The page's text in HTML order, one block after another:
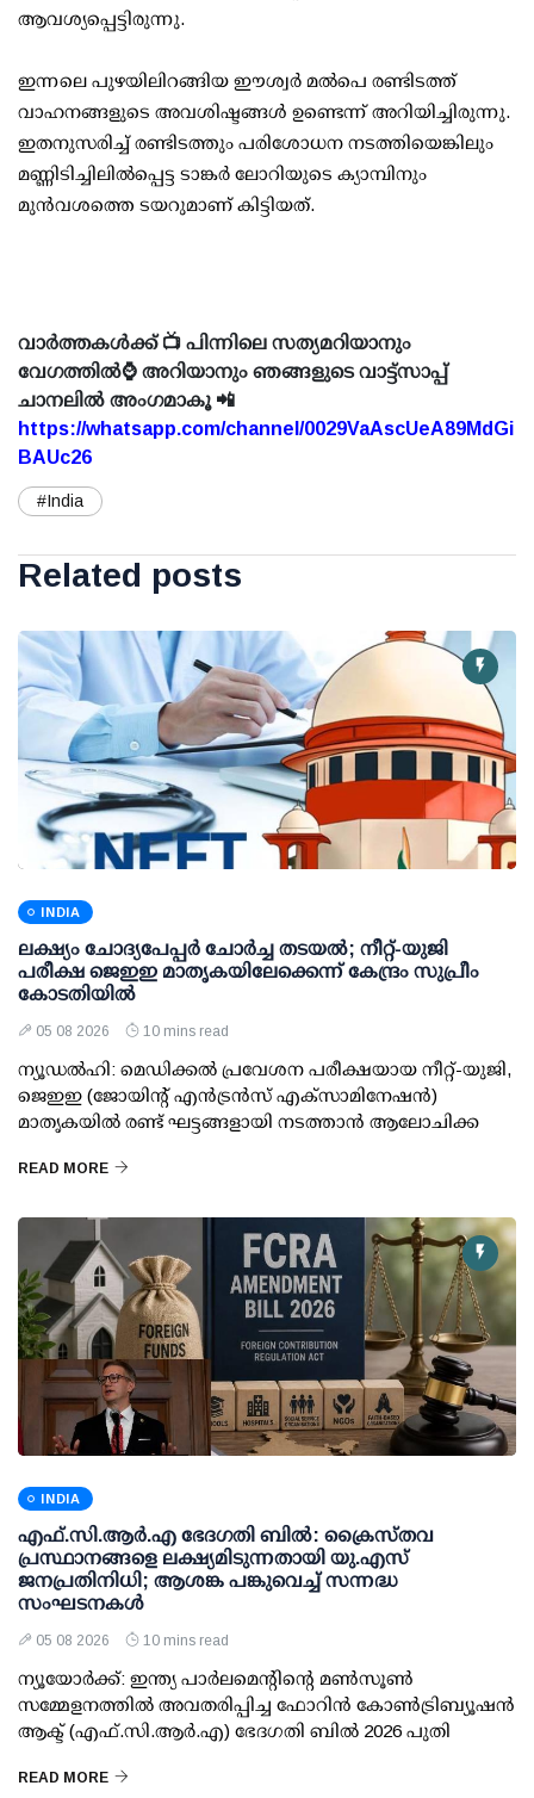
ആവശ്യപ്പെട്ടിരുന്നു.
ഇന്നലെ പുഴയിലിറങ്ങിയ ഈശ്വര്‍ മല്‍പെ രണ്ടിടത്ത്
വാഹനങ്ങളുടെ അവശിഷ്ടങ്ങള്‍ ഉണ്ടെന്ന് അറിയിച്ചിരുന്നു.
ഇതനുസരിച്ച് രണ്ടിടത്തും പരിശോധന നടത്തിയെങ്കിലും
മണ്ണിടിച്ചിലില്‍പ്പെട്ട ടാങ്കര്‍ ലോറിയുടെ ക്യാമ്പിനും
മുന്‍വശത്തെ ടയറുമാണ് കിട്ടിയത്.
വാർത്തകൾക്ക് 📺 പിന്നിലെ സത്യമറിയാനും
വേഗത്തിൽ⌚ അറിയാനും ഞങ്ങളുടെ വാട്ട്സാപ്പ്
ചാനലിൽ അംഗമാകൂ 📲
https://whatsapp.com/channel/0029VaAscUeA89MdGi
BAUc26
#India
Related posts
INDIA
ലക്ഷ്യം ചോദ്യപേപ്പര്‍ ചോര്‍ച്ച തടയല്‍; നീറ്റ്-യുജി
പരീക്ഷ ജെഇഇ മാതൃകയിലേക്കെന്ന് കേന്ദ്രം സുപ്രീം
കോടതിയില്‍
05 08 2026 10 mins read
ന്യൂഡല്‍ഹി: മെഡിക്കല്‍ പ്രവേശന പരീക്ഷയായ നീറ്റ്-യുജി,
ജെഇഇ (ജോയിന്റ് എന്‍ട്രന്‍സ് എക്‌സാമിനേഷന്‍)
മാതൃകയില്‍ രണ്ട് ഘട്ടങ്ങളായി നടത്താന്‍ ആലോചിക്ക
READ MORE
INDIA
എഫ്.സി.ആര്‍.എ ഭേദഗതി ബില്‍: ക്രൈസ്തവ
പ്രസ്ഥാനങ്ങളെ ലക്ഷ്യമിടുന്നതായി യു.എസ്
ജനപ്രതിനിധി; ആശങ്ക പങ്കുവെച്ച് സന്നദ്ധ
സംഘടനകള്‍
05 08 2026 10 mins read
ന്യൂയോര്‍ക്ക്: ഇന്ത്യ പാര്‍ലമെന്റിന്റെ മണ്‍സൂണ്‍
സമ്മേളനത്തില്‍ അവതരിപ്പിച്ച ഫോറിന്‍ കോണ്‍ട്രിബ്യൂഷന്‍
ആക്ട് (എഫ്.സി.ആര്‍.എ) ഭേദഗതി ബില്‍ 2026 പുതി
READ MORE